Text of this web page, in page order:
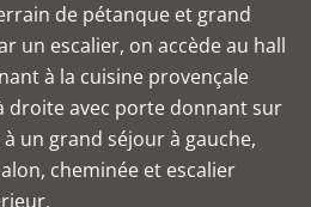
de pétanque et grand
un escalier, on accède au hall
à la cuisine provençale
droite avec porte donnant sur
un grand séjour à gauche,
cheminée et escalier